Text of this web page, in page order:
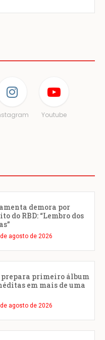
Youtube
demora por
do RBD: “Lembro dos
agosto de 2026
primeiro álbum
em mais de uma
agosto de 2026